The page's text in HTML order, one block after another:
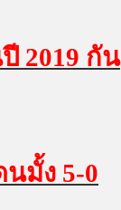
2019 กัน
มั้ง 5-0